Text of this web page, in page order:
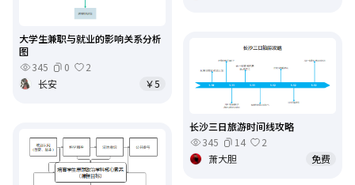
大学生兼职与就业的影响关系分析
图
345
0
2
长安
￥5
长沙三日旅游时间线攻略
345
14
2
萧大胆
免费